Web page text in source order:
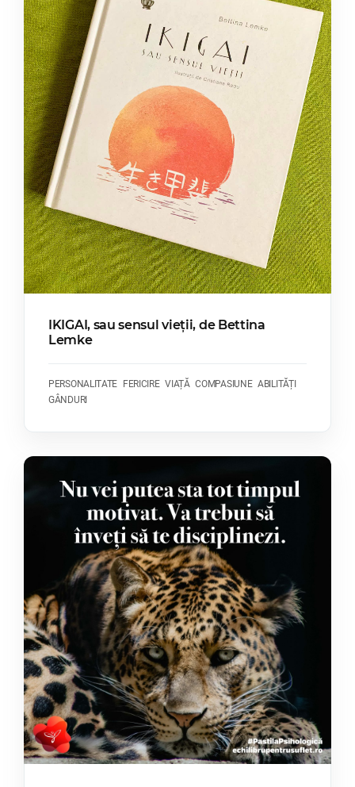
IKIGAI, sau sensul vieții, de Bettina
Lemke
PERSONALITATE FERICIRE VIAȚĂ COMPASIUNE ABILITĂȚI
GÂNDURI